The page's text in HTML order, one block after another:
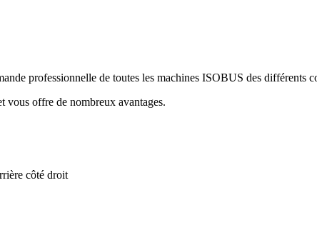
professionnelle de toutes les machines ISOBUS des différents
vous offre de nombreux avantages.
côté droit